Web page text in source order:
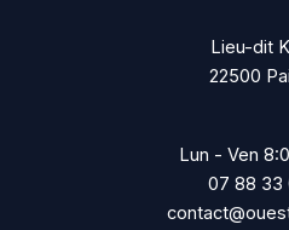
Lieu-dit
22500
Lun - Ven
07 88 33